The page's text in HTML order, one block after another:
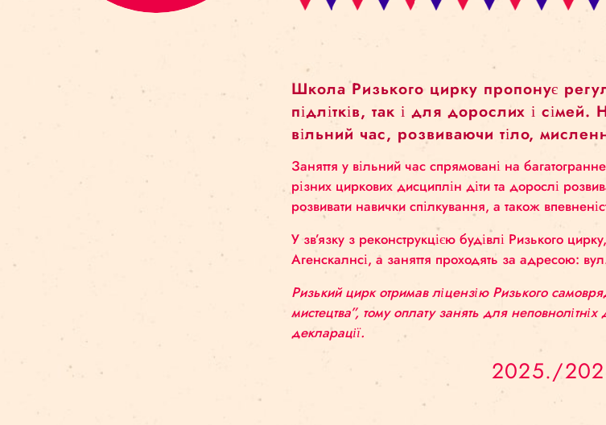
Школа Ризького цирку
підлітків, так і для
вільний час, розвиваючи
Заняття у вільний час спрямовані на
різних циркових дисциплін діти та
У зв’язку з реконструкцією будівлі
Агенскалнсі, а заняття проходять за
Ризький цирк отримав ліцензію
мистецтва”, тому оплату занять для